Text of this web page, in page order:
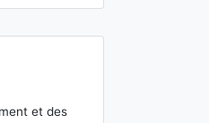
et des